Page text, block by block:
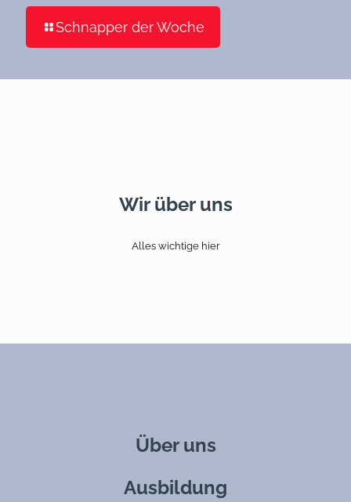
Schnapper der Woche
Wir über uns
Alles wichtige hier
Über uns
Ausbildung